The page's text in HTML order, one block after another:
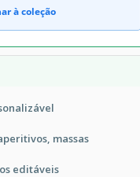
à coleção
massas
editáveis